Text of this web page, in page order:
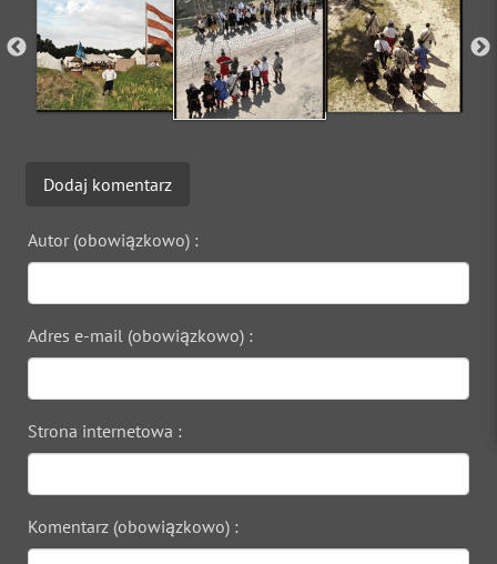
Dodaj komentarz
Autor (obowiązkowo) :
Adres e-mail (obowiązkowo) :
Strona internetowa :
Komentarz (obowiązkowo) :